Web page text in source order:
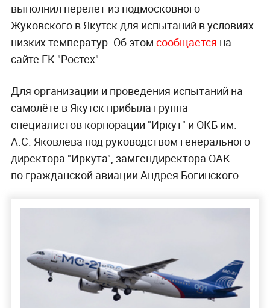
выполнил перелёт из подмосковного
Жуковского в Якутск для испытаний в условиях
низких температур. Об этом сообщается на
сайте ГК "Ростех".
Для организации и проведения испытаний на
самолёте в Якутск прибыла группа
специалистов корпорации "Иркут" и ОКБ им.
А.С. Яковлева под руководством генерального
директора "Иркута", замгендиректора ОАК
по гражданской авиации Андрея Богинского.